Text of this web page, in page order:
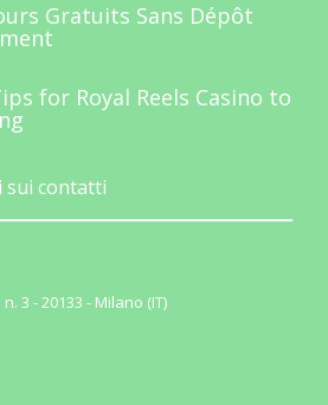
Gratuits Sans Dépôt
for Royal Reels Casino to
sui contatti
3 - 20133 - Milano (IT)